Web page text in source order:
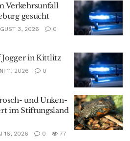
Verkehrsunfall
gesucht
3, 2026
0
in Kittlitz
11, 2026
0
und Unken-
im Stiftungsland
16, 2026 0 77